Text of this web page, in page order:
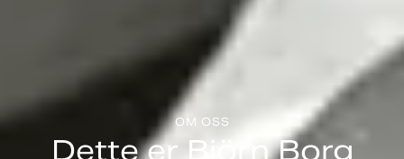
OM OSS
Dette er Björn Borg